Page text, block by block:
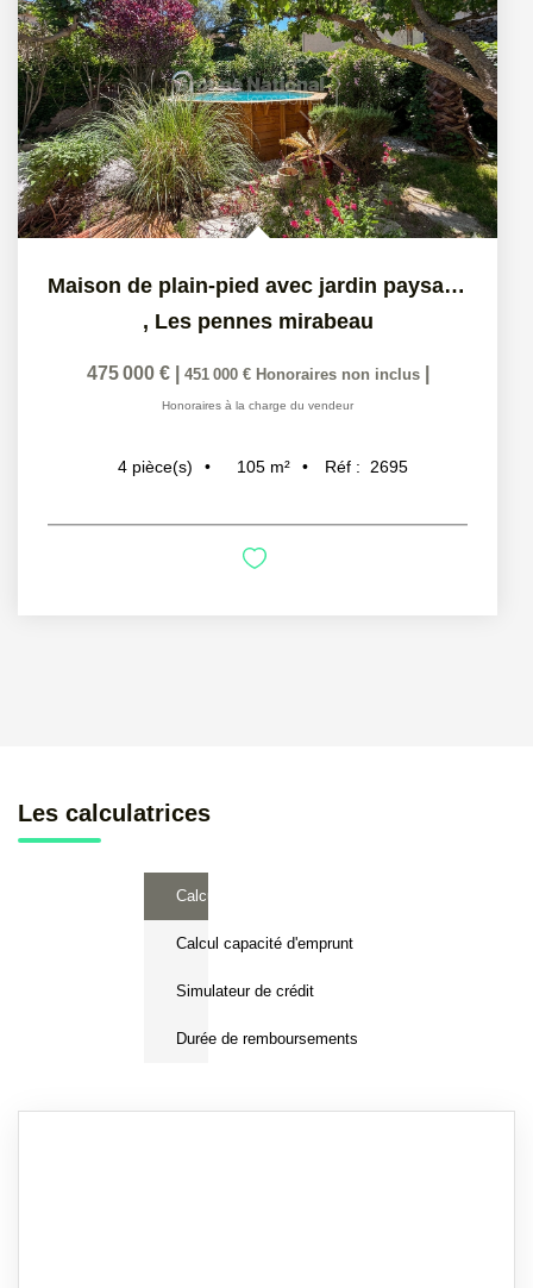
Maison de plain-pied avec jardin paysager et piscine -...
, Les pennes mirabeau
475 000 € 451 000 € Honoraires non inclus
Honoraires à la charge du vendeur
4 pièce(s) 105 m² Réf : 2695
Les calculatrices
Calcul Frais de notaire
Calcul capacité d'emprunt
Simulateur de crédit
Durée de remboursements